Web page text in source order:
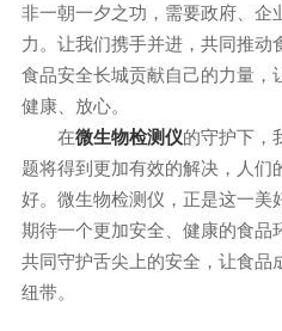
非一朝一夕之功，需要政府、企
力。让我们携手并进，共同推动
食品安全长城贡献自己的力量，
健康、放心。
在微生物检测仪的守护下，
题将得到更加有效的解决，人们
好。微生物检测仪，正是这一美
期待一个更加安全、健康的食品
共同守护舌尖上的安全，让食品
纽带。